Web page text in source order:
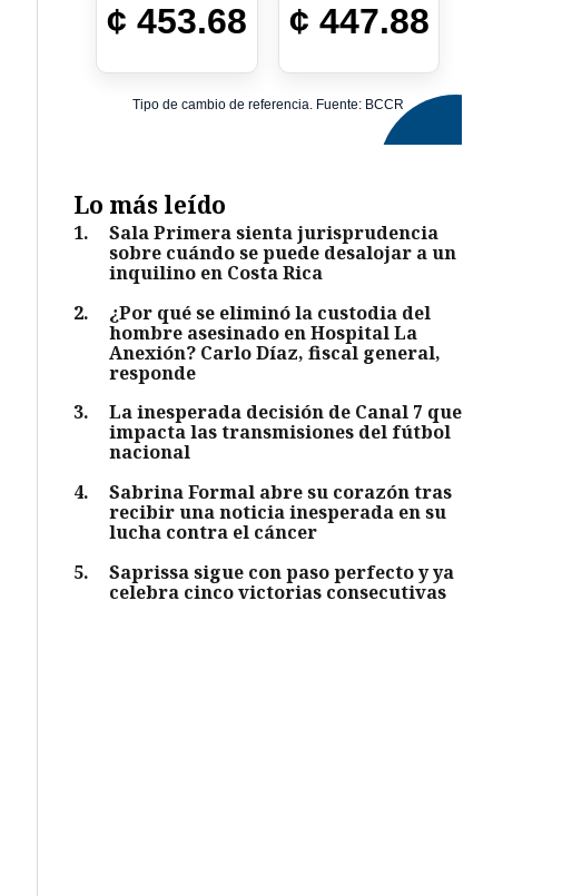
¢ 453.68 ¢ 447.88
Tipo de cambio de referencia. Fuente: BCCR
Lo más leído
1.
Sala Primera sienta jurisprudencia
sobre cuándo se puede desalojar a un
inquilino en Costa Rica
2.
¿Por qué se eliminó la custodia del
hombre asesinado en Hospital La
Anexión? Carlo Díaz, fiscal general,
responde
3.
La inesperada decisión de Canal 7 que
impacta las transmisiones del fútbol
nacional
4.
Sabrina Formal abre su corazón tras
recibir una noticia inesperada en su
lucha contra el cáncer
5.
Saprissa sigue con paso perfecto y ya
celebra cinco victorias consecutivas